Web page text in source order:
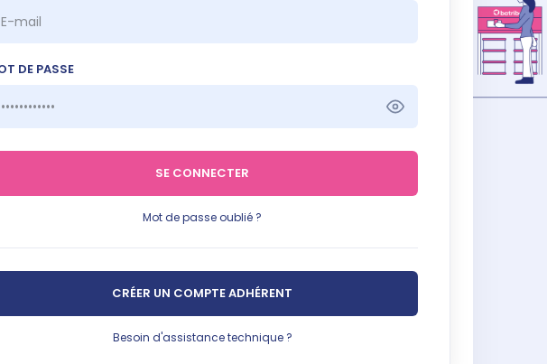
DE PASSE
SE CONNECTER
Mot de passe oublié ?
CRÉER UN COMPTE ADHÉRENT
Besoin d'assistance technique ?